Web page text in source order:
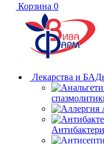
Корзина 0
Лекарства и